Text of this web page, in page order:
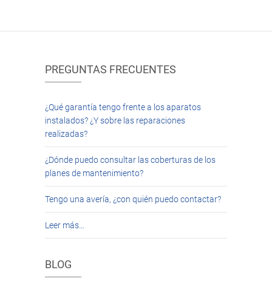
PREGUNTAS FRECUENTES
¿Qué garantía tengo frente a los aparatos
instalados? ¿Y sobre las reparaciones
realizadas?
¿Dónde puedo consultar las coberturas de los
planes de mantenimiento?
Tengo una avería, ¿con quién puedo contactar?
Leer más…
BLOG